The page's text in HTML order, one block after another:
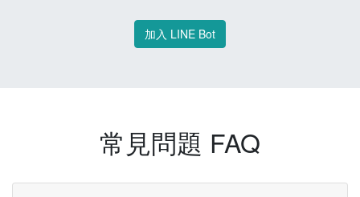
加入 LINE Bot
常見問題 FAQ